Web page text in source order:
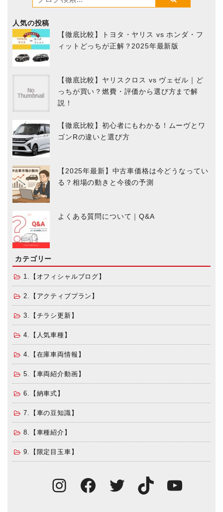
人気の投稿
【徹底比較】トヨタ・ヤリス vs ホンダ・フ
ィットどっちが正解？2025年最新版
【徹底比較】ヤリスクロス vs ヴェゼル｜ど
っちが買い？燃費・評価から選び方まで解
説！
【徹底比較】初心者にもわかる！ムーヴとワ
ゴンRの違いと選び方
【2025年最新】中古車価格は今どうなってい
る？相場の動きと今後の予測
よくある質問について｜Q&A
カテゴリー
1.【オフィシャルブログ】
2.【アクティブプラン】
3.【チラシ更新】
4.【人気車種】
4.【在庫車両情報】
5.【車両紹介動画】
6.【納車式】
7.【車の豆知識】
8.【車種紹介】
9.【限定目玉車】
Instagram
Facebook
TwitterTikTok